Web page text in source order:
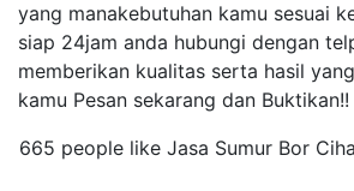
yang manakebutuhan kamu sesuai
siap 24jam anda hubungi dengan
memberikan kualitas serta hasil
kamu Pesan sekarang dan Buktikan!!
665 people like Jasa Sumur Bor